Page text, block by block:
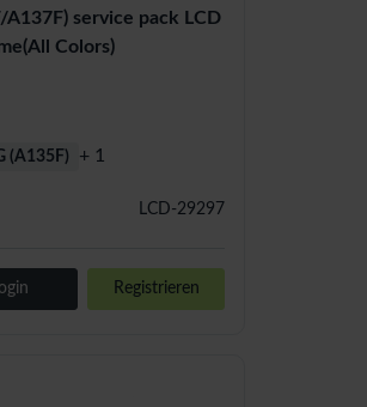
A137F) service pack LCD
Colors)
LCD-29297
(A135F) + 1
Registrieren